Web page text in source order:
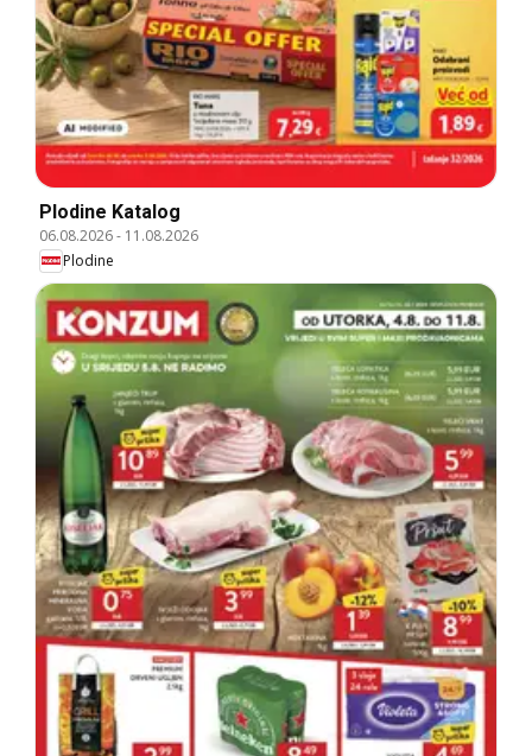
Plodine Katalog
06.08.2026- 11.08.2026
Plodine